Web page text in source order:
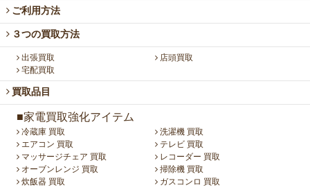
ご利用方法
３つの買取方法
出張買取
店頭買取
宅配買取
買取品目
■家電買取強化アイテム
冷蔵庫 買取
洗濯機 買取
エアコン 買取
テレビ 買取
マッサージチェア 買取
レコーダー 買取
オーブンレンジ 買取
掃除機 買取
炊飯器 買取
ガスコンロ 買取